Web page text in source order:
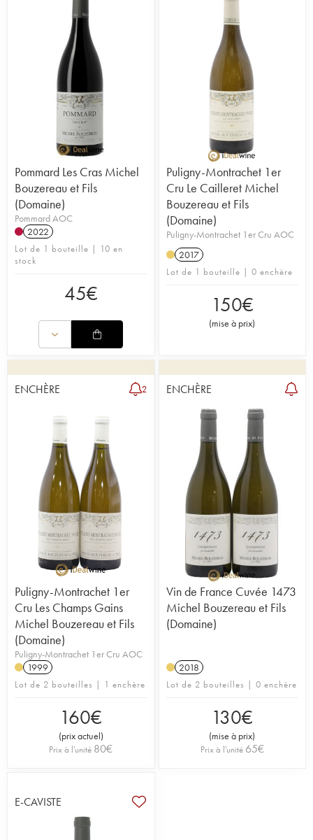
Pommard Les Cras Michel
Bouzereau et Fils
(Domaine)
Pommard AOC
2022
Lot de 1 bouteille | 10 en
stock
45€
Puligny-Montrachet 1er
Cru Le Cailleret Michel
Bouzereau et Fils
(Domaine)
Puligny-Montrachet 1er Cru AOC
2017
Lot de 1 bouteille | 0 enchère
150€
(mise à prix)
ENCHÈRE 2
Puligny-Montrachet 1er
Cru Les Champs Gains
Michel Bouzereau et Fils
(Domaine)
Puligny-Montrachet 1er Cru AOC
1999
Lot de 2 bouteilles | 1 enchère
160€
(prix actuel)
Prix à l'unité 80€
ENCHÈRE
Vin de France Cuvée 1473
Michel Bouzereau et Fils
(Domaine)
2018
Lot de 2 bouteilles | 0 enchère
130€
(mise à prix)
Prix à l'unité 65€
E-CAVISTE